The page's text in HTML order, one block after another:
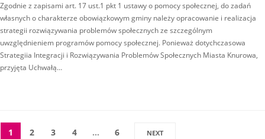
Zgodnie z zapisami art. 17 ust.1 pkt 1 ustawy o pomocy społecznej, do zadań
własnych o charakterze obowiązkowym gminy należy opracowanie i realizacja
strategii rozwiązywania problemów społecznych ze szczególnym
uwzględnieniem programów pomocy społecznej. Ponieważ dotychczasowa
Strategiia Integracji i Rozwiązywania Problemów Społecznych Miasta Knurowa,
przyjęta Uchwałą…
1 2 3 4 … 6 NEXT